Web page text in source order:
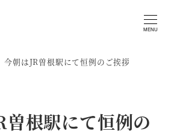
MENU
今朝はJR曽根駅にて恒例のご挨拶
曽根駅にて恒例の